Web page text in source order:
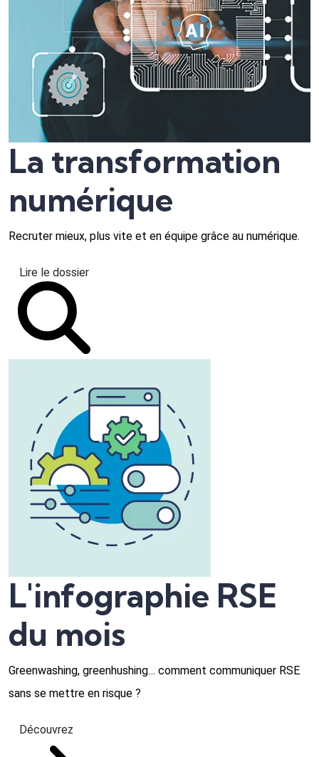
La transformation
numérique
Recruter mieux, plus vite et en équipe grâce au numérique.
Lire le dossier
L'infographie RSE
du mois
Greenwashing, greenhushing… comment communiquer RSE
sans se mettre en risque ?
Découvrez